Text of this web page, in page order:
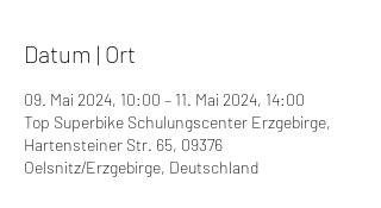
Datum | Ort
09. Mai 2024, 10:00 – 11. Mai 2024, 14:00
Top Superbike Schulungscenter Erzgebirge,
Hartensteiner Str. 65, 09376
Oelsnitz/Erzgebirge, Deutschland